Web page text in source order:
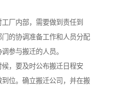
厂内部，需要做到责任到
的协调准备工作和人员分配
参与搬迁的人员。
，要及时公布搬迁日程安
位。确立搬迁公司，并在搬